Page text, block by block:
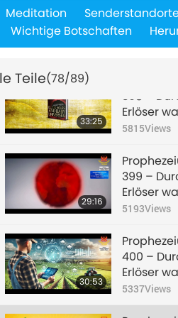
Meditation
Wichtige Botschaften
Teile(78/89)
397 –
Erlöser
6107Views
33:25
398 –
Erlöser
5815Views
29:16
399 –
Erlöser
5193Views
30:53
400 –
Erlöser
5337Views